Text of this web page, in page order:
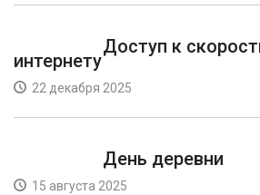
Доступ к
интернету
22 декабря 2025
День деревни
15 августа 2025